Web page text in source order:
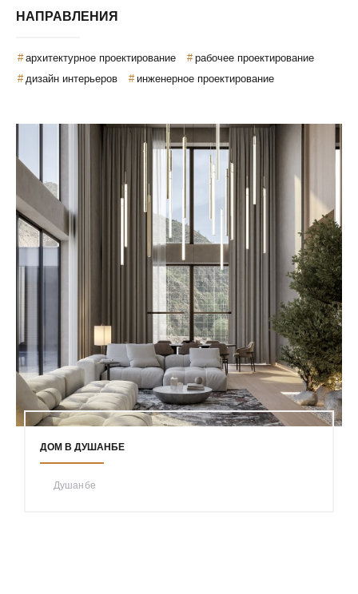
НАПРАВЛЕНИЯ
архитектурное проектирование
рабочее проектирование
дизайн интерьеров
инженерное проектирование
ДОМ В ДУШАНБЕ
Душанбе